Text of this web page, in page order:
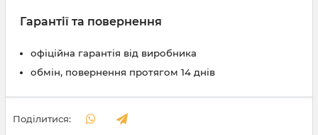
Гарантії та повернення
офіційна гарантія від виробника
обмін, повернення протягом 14 днів
Поділитися: